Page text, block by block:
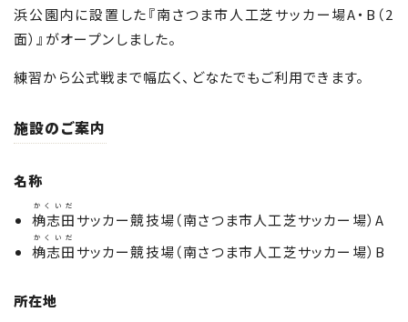
浜公園内に設置した『南さつま市人工芝サッカー場A・B（2
面）』がオープンしました。
練習から公式戦まで幅広く、どなたでもご利用できます。
施設のご案内
名称
桷志田
かくいだ
サッカー競技場（南さつま市人工芝サッカー場）A
桷志田
かくいだ
サッカー競技場（南さつま市人工芝サッカー場）B
所在地